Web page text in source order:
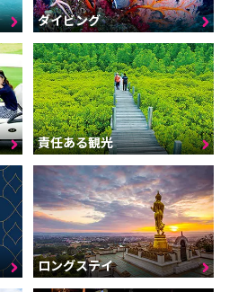
ダイビング
責任ある観光
ロングステイ